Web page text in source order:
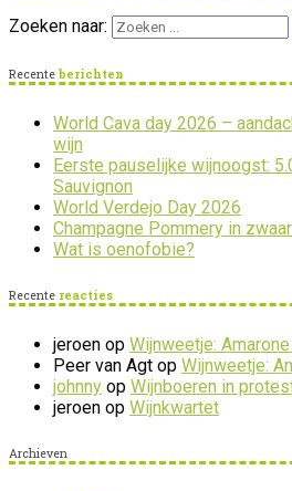
Zoeken naar:
Recente berichten
World Cava day 2026 –
wijn
Eerste pauselijke wijnoogst:
Sauvignon
World Verdejo Day 2026
Champagne Pommery in
Wat is oenofobie?
Recente reacties
jeroen op Wijnweetje:
Peer van Agt op Wijnweetje:
johnny op Wijnboeren in
jeroen op Wijnkwartet
Archieven